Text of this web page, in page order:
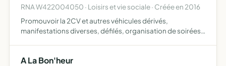
RNA W422004050 · Loisirs et vie sociale · Créée en 2016
Promouvoir la 2CV et autres véhicules dérivés,
manifestations diverses, défilés, organisation de soirées
A La Bon'heur